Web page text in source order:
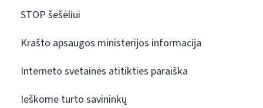
STOP šešėliui
Krašto apsaugos ministerijos informacija
Interneto svetainės atitikties paraiška
Ieškome turto savininkų